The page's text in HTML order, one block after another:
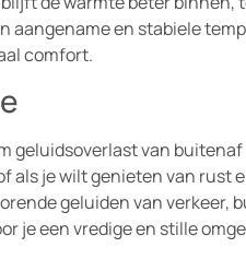
aangename en stabiele
comfort.
geluidsoverlast van
als je wilt genieten van rust
geluiden van verkeer,
je een vredige en stille